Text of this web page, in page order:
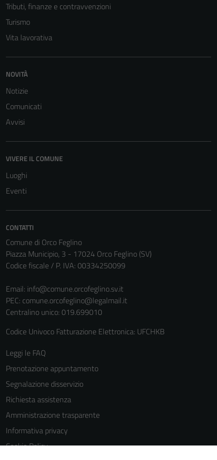
Tributi, finanze e contravvenzioni
Turismo
Vita lavorativa
NOVITÀ
Notizie
Comunicati
Avvisi
VIVERE IL COMUNE
Luoghi
Eventi
CONTATTI
Comune di Orco Feglino
Piazza Municipio, 3 - 17024 Orco Feglino (SV)
Codice fiscale / P. IVA: 00334250099
Email: info@comune.orcofeglino.sv.it
PEC: comune.orcofeglino@legalmail.it
Centralino unico: 019.699010
Codice Univoco Fatturazione Elettronica: UFCHKB
Leggi le FAQ
Prenotazione appuntamento
Segnalazione disservizio
Richiesta assistenza
Amministrazione trasparente
Informativa privacy
Cookie Policy
Tecnici